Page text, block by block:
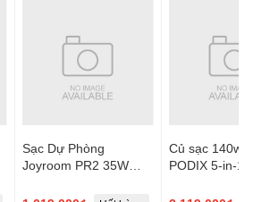
nhanh & ổn định
Sạc Dự Phòng
Joyroom PR2 35W
Củ sạc 140w
PODIX 5-in-1